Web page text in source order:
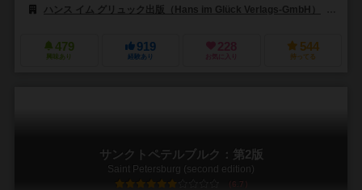
ハンス イム グリュック出版（Hans im Glück Verlags-GmbH）
479
興味あり
919
経験あり
228
お気に入り
544
持ってる
サンクトペテルブルク：第2版
Saint Petersburg (second edition)
6.7